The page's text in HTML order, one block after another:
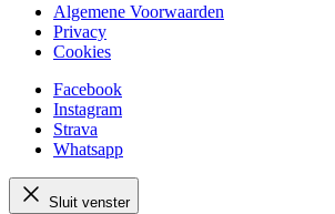
Algemene Voorwaarden
Privacy
Cookies
Facebook
Instagram
Strava
Whatsapp
Sluit venster